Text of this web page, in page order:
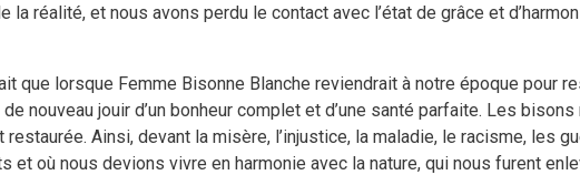
la réalité, et nous avons perdu le contact avec l’état de grâce et
que lorsque Femme Bisonne Blanche reviendrait à notre époque pour
nouveau jouir d’un bonheur complet et d’une santé parfaite. Les
restaurée. Ainsi, devant la misère, l’injustice, la maladie, le racisme, les
et où nous devions vivre en harmonie avec la nature, qui nous furent